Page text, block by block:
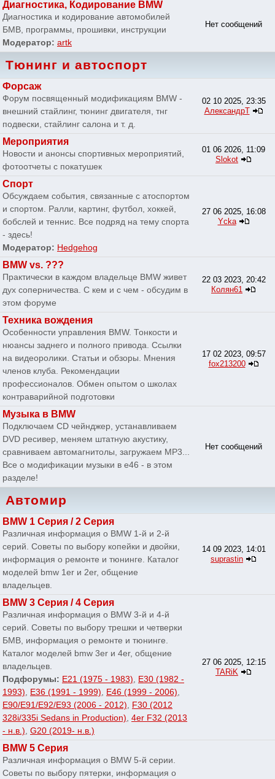
Диагностика, Кодирование BMW
Диагностика и кодирование автомобилей
БМВ, программы, прошивки, инструкции
Модератор: artk
Нет сообщений
Тюнинг и автоспорт
Форсаж
Форум посвященный модификациям BMW -
внешний стайлинг, тюнинг двигателя, тнг
подвески, стайлинг салона и т. д.
02 10 2025, 23:35
АлександрТ
Мероприятия
Новости и анонсы спортивных мероприятий,
фотоотчеты с покатушек
01 06 2026, 11:09
Slokot
Спорт
Обсуждаем события, связанные с атоспортом
и спортом. Ралли, картинг, футбол, хоккей,
бобслей и теннис. Все подряд на тему спорта
- здесь!
Модератор: Hedgehog
27 06 2025, 16:08
Ycka
BMW vs. ???
Практически в каждом владельце BMW живет
дух соперничества. С кем и с чем - обсудим в
этом форуме
22 03 2023, 20:42
Колян61
Техника вождения
Особенности управления BMW. Тонкости и
нюансы заднего и полного привода. Ссылки
на видеоролики. Статьи и обзоры. Мнения
членов клуба. Рекомендации
профессионалов. Обмен опытом о школах
контраварийной подготовки
17 02 2023, 09:57
fox213200
Музыка в BMW
Подключаем CD чейнджер, устанавливаем
DVD ресивер, меняем штатную акустику,
сравниваем автомагнитолы, загружаем MP3...
Все о модификации музыки в e46 - в этом
разделе!
Нет сообщений
Автомир
BMW 1 Серия / 2 Серия
Различная информация о BMW 1-й и 2-й
серий. Советы по выбору копейки и двойки,
информация о ремонте и тюнинге. Каталог
моделей bmw 1er и 2er, общение
владельцев.
14 09 2023, 14:01
suprastin
BMW 3 Серия / 4 Серия
Различная информация о BMW 3-й и 4-й
серий. Советы по выбору трешки и четверки
БМВ, информация о ремонте и тюнинге.
Каталог моделей bmw 3er и 4er, общение
владельцев.
Подфорумы: E21 (1975 - 1983), E30 (1982 -
1993), E36 (1991 - 1999), E46 (1999 - 2006),
E90/E91/E92/E93 (2006 - 2012), F30 (2012
328i/335i Sedans in Production), 4er F32 (2013
- н.в.), G20 (2019- н.в.)
27 06 2025, 12:15
TARiK
BMW 5 Серия
Различная информация о BMW 5-й серии.
Советы по выбору пятерки, информация о